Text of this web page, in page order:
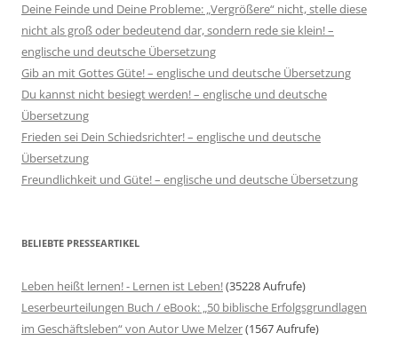
Deine Feinde und Deine Probleme: „Vergrößere“ nicht, stelle diese
nicht als groß oder bedeutend dar, sondern rede sie klein! –
englische und deutsche Übersetzung
Gib an mit Gottes Güte! – englische und deutsche Übersetzung
Du kannst nicht besiegt werden! – englische und deutsche
Übersetzung
Frieden sei Dein Schiedsrichter! – englische und deutsche
Übersetzung
Freundlichkeit und Güte! – englische und deutsche Übersetzung
BELIEBTE PRESSEARTIKEL
Leben heißt lernen! - Lernen ist Leben!(35228 Aufrufe)
Leserbeurteilungen Buch / eBook: „50 biblische Erfolgsgrundlagen
im Geschäftsleben“ von Autor Uwe Melzer(1567 Aufrufe)